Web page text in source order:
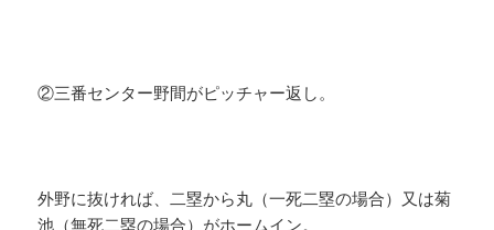
②三番センター野間がピッチャー返し。
外野に抜ければ、二塁から丸（一死二塁の場合）又は菊
池（無死二塁の場合）がホームイン。